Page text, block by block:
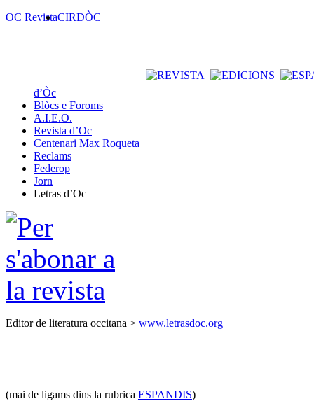
OC RevistaCIRDÒC
d’Òc
Blòcs e Foroms
A.I.E.O.
Revista d’Oc
Centenari Max Roqueta
Reclams
Federop
Jorn
Letras d’Oc
Editor de literatura occitana > www.letrasdoc.org
(mai de ligams dins la rubrica ESPANDIS)